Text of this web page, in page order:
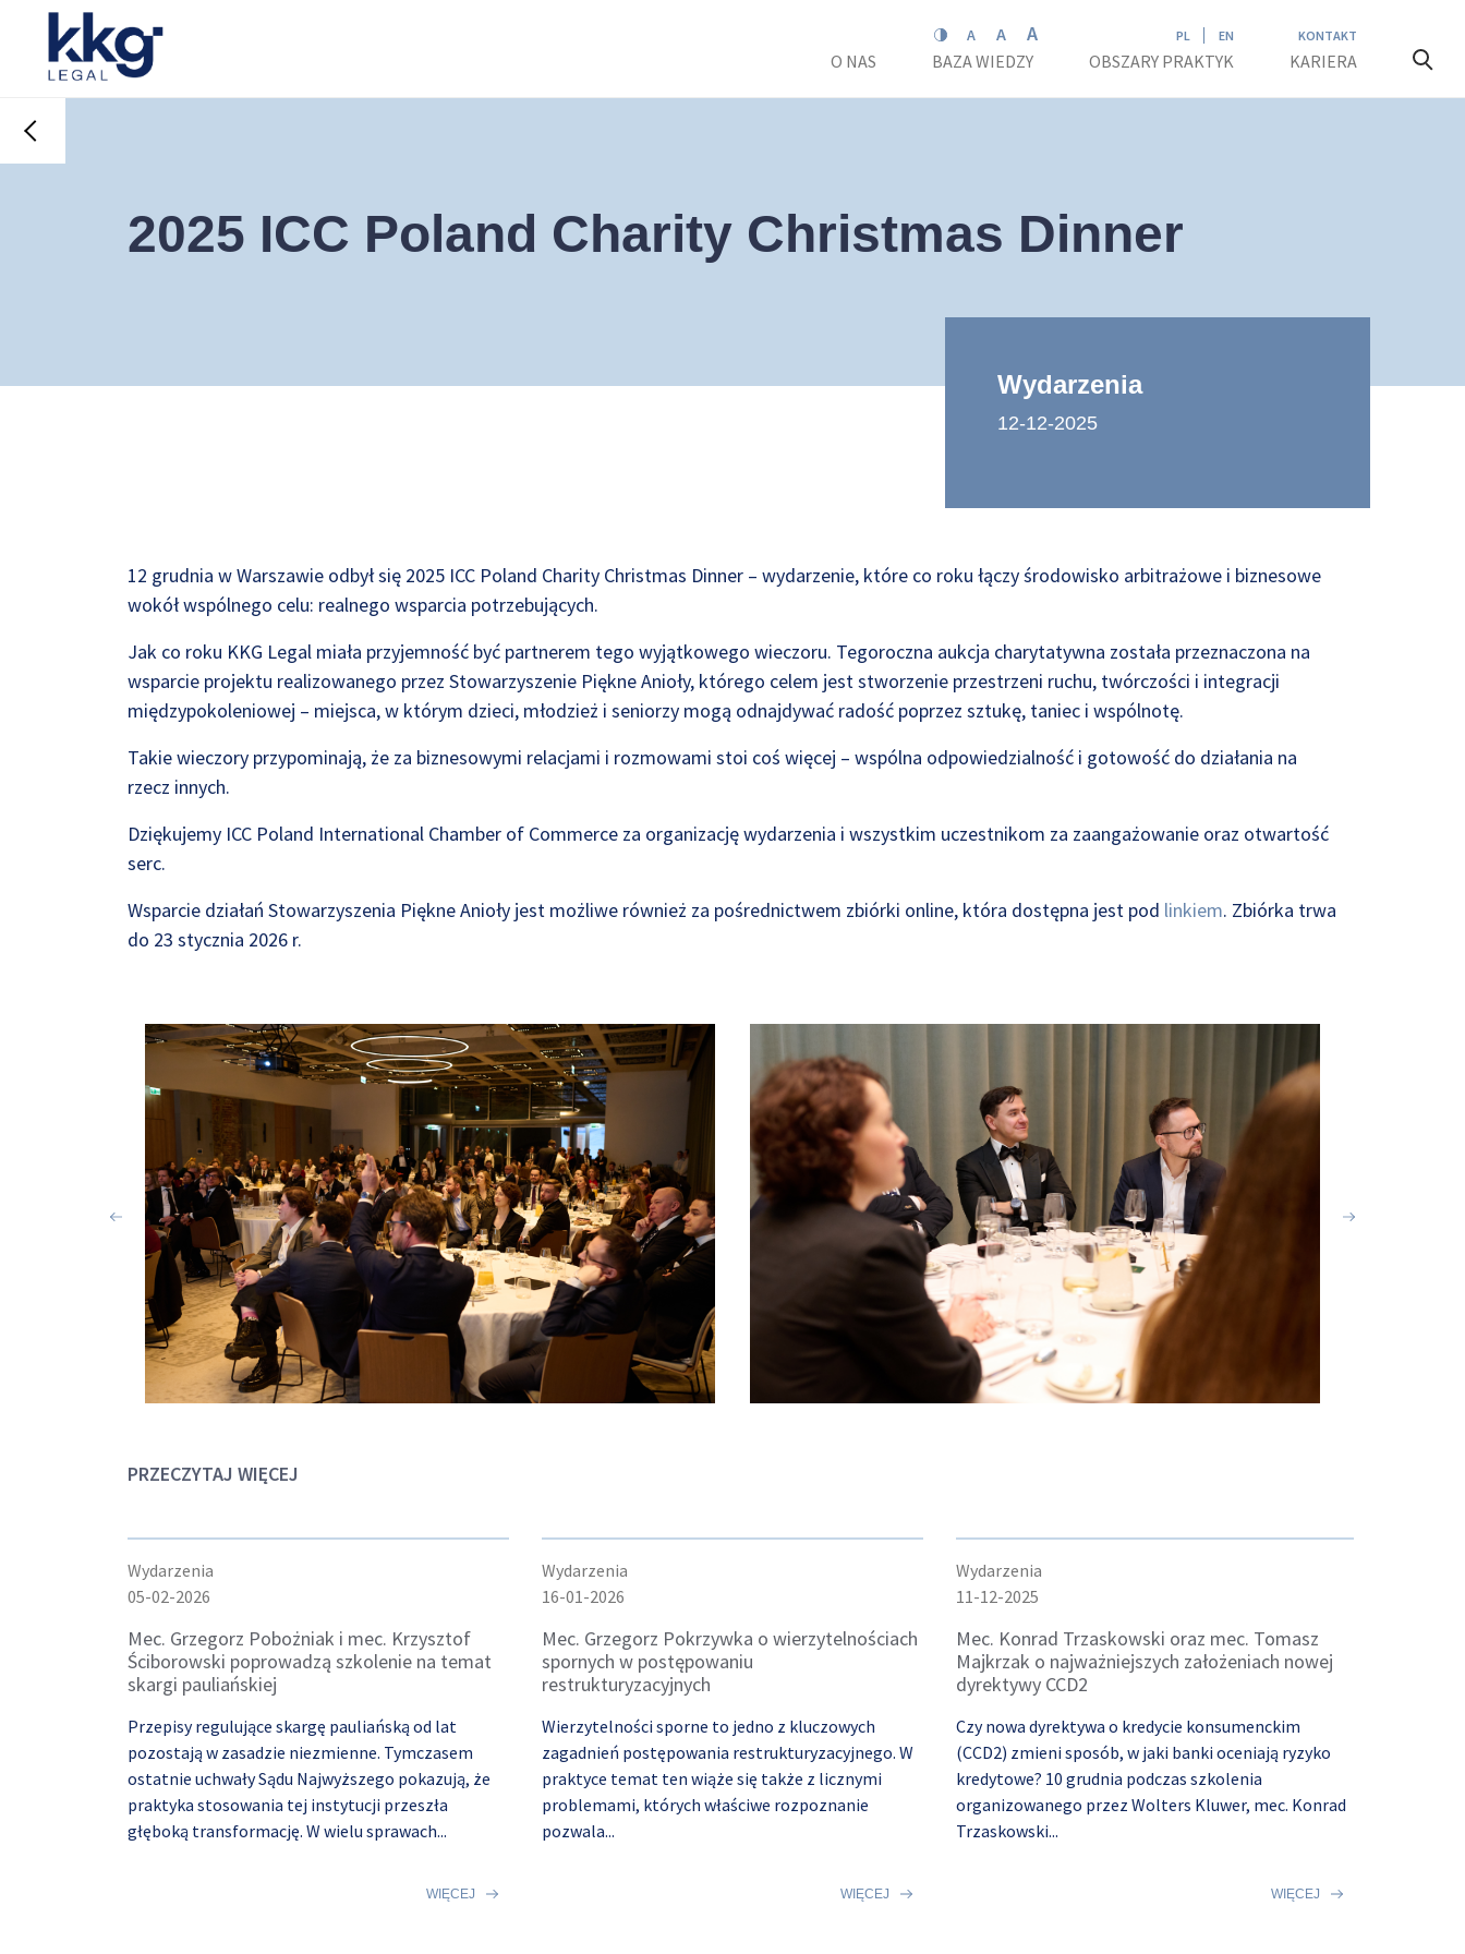
A A A PL EN KONTAKT
O NAS BAZA WIEDZY OBSZARY PRAKTYK KARIERA
2025 ICC Poland Charity Christmas Dinner
Wydarzenia
12-12-2025
12 grudnia w Warszawie odbył się 2025 ICC Poland Charity Christmas Dinner – wydarzenie, które co roku łączy środowisko arbitrażowe i biznesowe
wokół wspólnego celu: realnego wsparcia potrzebujących.
Jak co roku KKG Legal miała przyjemność być partnerem tego wyjątkowego wieczoru. Tegoroczna aukcja charytatywna została przeznaczona na
wsparcie projektu realizowanego przez Stowarzyszenie Piękne Anioły, którego celem jest stworzenie przestrzeni ruchu, twórczości i integracji
międzypokoleniowej – miejsca, w którym dzieci, młodzież i seniorzy mogą odnajdywać radość poprzez sztukę, taniec i wspólnotę.
Takie wieczory przypominają, że za biznesowymi relacjami i rozmowami stoi coś więcej – wspólna odpowiedzialność i gotowość do działania na
rzecz innych.
Dziękujemy ICC Poland International Chamber of Commerce za organizację wydarzenia i wszystkim uczestnikom za zaangażowanie oraz otwartość
serc.
Wsparcie działań Stowarzyszenia Piękne Anioły jest możliwe również za pośrednictwem zbiórki online, która dostępna jest pod linkiem. Zbiórka trwa
do 23 stycznia 2026 r.
PRZECZYTAJ WIĘCEJ
Wydarzenia
05-02-2026
Mec. Grzegorz Pobożniak i mec. Krzysztof
Ściborowski poprowadzą szkolenie na temat
skargi pauliańskiej
Przepisy regulujące skargę pauliańską od lat
pozostają w zasadzie niezmienne. Tymczasem
ostatnie uchwały Sądu Najwyższego pokazują, że
praktyka stosowania tej instytucji przeszła
głęboką transformację. W wielu sprawach...
WIĘCEJ
Wydarzenia
16-01-2026
Mec. Grzegorz Pokrzywka o wierzytelnościach
spornych w postępowaniu
restrukturyzacyjnych
Wierzytelności sporne to jedno z kluczowych
zagadnień postępowania restrukturyzacyjnego. W
praktyce temat ten wiąże się także z licznymi
problemami, których właściwe rozpoznanie
pozwala...
WIĘCEJ
Wydarzenia
11-12-2025
Mec. Konrad Trzaskowski oraz mec. Tomasz
Majkrzak o najważniejszych założeniach nowej
dyrektywy CCD2
Czy nowa dyrektywa o kredycie konsumenckim
(CCD2) zmieni sposób, w jaki banki oceniają ryzyko
kredytowe? 10 grudnia podczas szkolenia
organizowanego przez Wolters Kluwer, mec. Konrad
Trzaskowski...
WIĘCEJ